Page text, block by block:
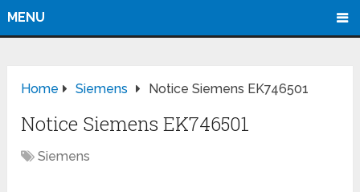
MENU
Home Siemens Notice Siemens EK746501
Notice Siemens EK746501
Siemens